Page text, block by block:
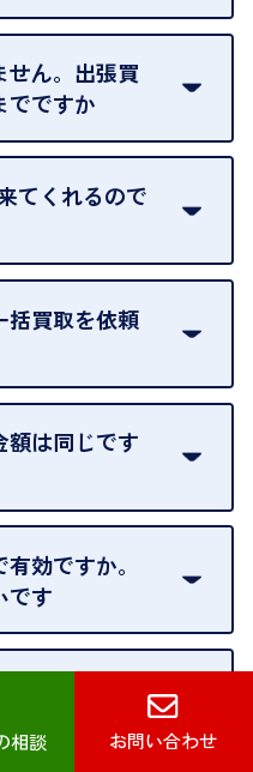
き受けできません。ご指
への迷惑となることが考
せん。出張買
でですか
ら19時です。
によっては対応させてい
てくれるので
す。
括買取を依頼
張買取をご利用くださ
す。
額は同じです
動するため、査定した日
とはございます。
効ですか。
です
。
いので、処
てほしい
相談 お問い合わせ